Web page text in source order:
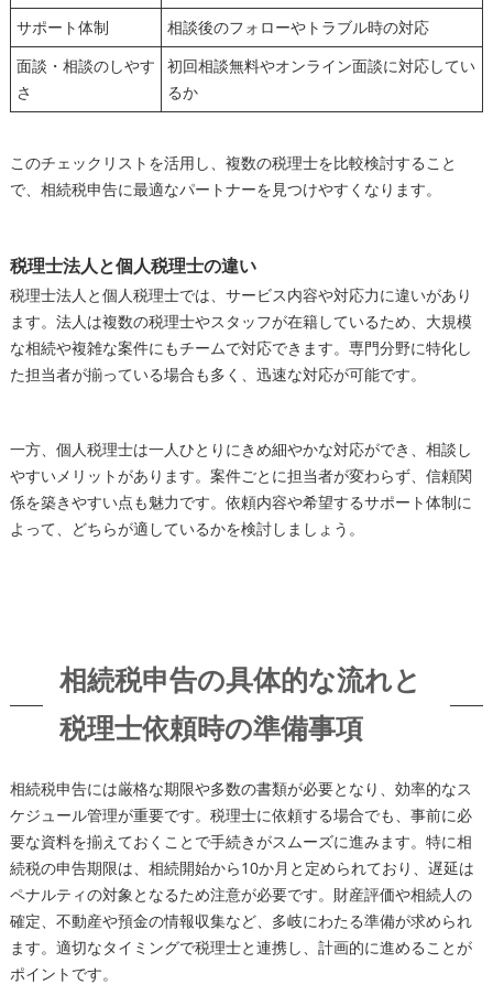
サポート体制
相談後のフォローやトラブル時の対応
面談・相談のしやす
さ
初回相談無料やオンライン面談に対応してい
るか
このチェックリストを活用し、複数の税理士を比較検討すること
で、相続税申告に最適なパートナーを見つけやすくなります。
税理士法人と個人税理士の違い
税理士法人と個人税理士では、サービス内容や対応力に違いがあり
ます。法人は複数の税理士やスタッフが在籍しているため、大規模
な相続や複雑な案件にもチームで対応できます。専門分野に特化し
た担当者が揃っている場合も多く、迅速な対応が可能です。
一方、個人税理士は一人ひとりにきめ細やかな対応ができ、相談し
やすいメリットがあります。案件ごとに担当者が変わらず、信頼関
係を築きやすい点も魅力です。依頼内容や希望するサポート体制に
よって、どちらが適しているかを検討しましょう。
相続税申告の具体的な流れと
税理士依頼時の準備事項
相続税申告には厳格な期限や多数の書類が必要となり、効率的なス
ケジュール管理が重要です。税理士に依頼する場合でも、事前に必
要な資料を揃えておくことで手続きがスムーズに進みます。特に相
続税の申告期限は、相続開始から10か月と定められており、遅延は
ペナルティの対象となるため注意が必要です。財産評価や相続人の
確定、不動産や預金の情報収集など、多岐にわたる準備が求められ
ます。適切なタイミングで税理士と連携し、計画的に進めることが
ポイントです。